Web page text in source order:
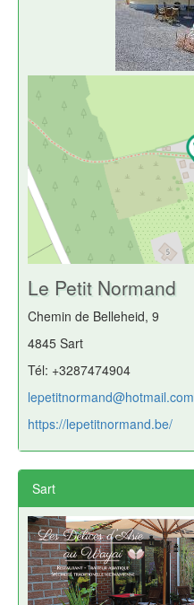
Le Petit Normand
Chemin de Belleheid, 9
4845 Sart
Tél: +3287474904
lepetitnormand@hotmail.com
https://lepetitnormand.be/
Sart